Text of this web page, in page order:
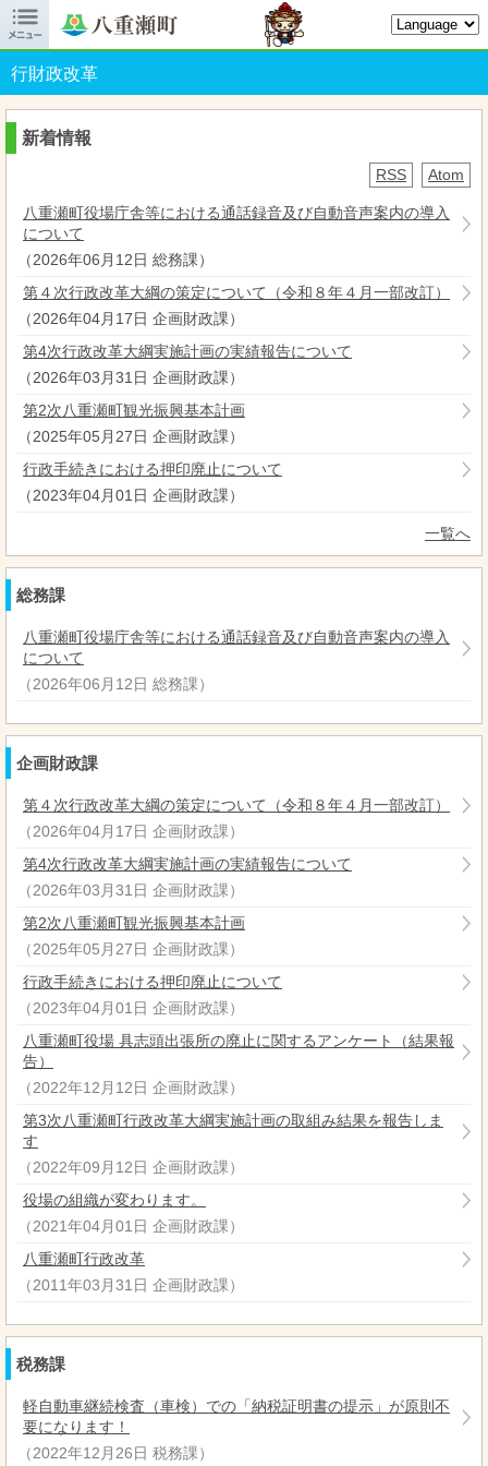
 八重瀬町オフィシャルサイト
行財政改革
新着情報
RSS Atom
八重瀬町役場庁舎等における通話録音及び自動音声案内の導入
について
（2026年06月12日 総務課）
第４次行政改革大綱の策定について（令和８年４月一部改訂）
（2026年04月17日 企画財政課）
第4次行政改革大綱実施計画の実績報告について
（2026年03月31日 企画財政課）
第2次八重瀬町観光振興基本計画
（2025年05月27日 企画財政課）
行政手続きにおける押印廃止について
（2023年04月01日 企画財政課）
一覧へ
総務課
八重瀬町役場庁舎等における通話録音及び自動音声案内の導入
について
（2026年06月12日 総務課 ）
企画財政課
第４次行政改革大綱の策定について（令和８年４月一部改訂）
（2026年04月17日 企画財政課 ）
第4次行政改革大綱実施計画の実績報告について
（2026年03月31日 企画財政課 ）
第2次八重瀬町観光振興基本計画
（2025年05月27日 企画財政課 ）
行政手続きにおける押印廃止について
（2023年04月01日 企画財政課 ）
八重瀬町役場 具志頭出張所の廃止に関するアンケート（結果報
告）
（2022年12月12日 企画財政課 ）
第3次八重瀬町行政改革大綱実施計画の取組み結果を報告しま
す
（2022年09月12日 企画財政課 ）
役場の組織が変わります。
（2021年04月01日 企画財政課 ）
八重瀬町行政改革
（2011年03月31日 企画財政課 ）
税務課
軽自動車継続検査（車検）での「納税証明書の提示」が原則不
要になります！
（2022年12月26日 税務課 ）